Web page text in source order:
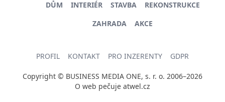
DŮM INTERIÉR STAVBA
REKONSTRUKCE
ZAHRADA
AKCE
PROFIL KONTAKT PRO INZERENTY GDPR
Copyright © BUSINESS MEDIA ONE, s. r. o. 2006–2026